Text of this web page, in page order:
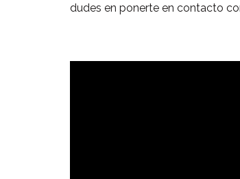
dudes en ponerte en contacto